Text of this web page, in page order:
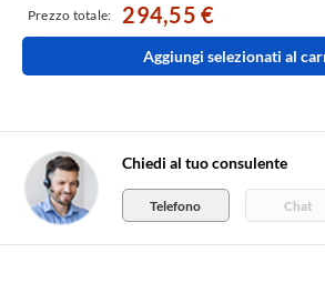
Prezzo totale: 294,55 €
Aggiungi selezionati al
Chiedi al tuo consulente
Telefono Chat